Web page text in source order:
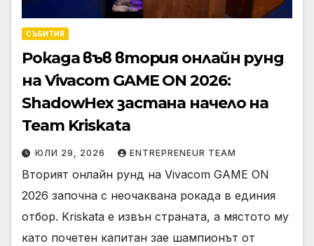
СЪБИТИЯ
Рокада във втория онлайн рунд
на Vivacom GAME ON 2026:
ShadowHex застана начело на
Team Kriskata
ЮЛИ 29, 2026 ENTREPRENEUR TEAM
Вторият онлайн рунд на Vivacom GAME ON
2026 започна с неочаквана рокада в единия
отбор. Kriskata е извън страната, а мястото му
като почетен капитан зае шампионът от